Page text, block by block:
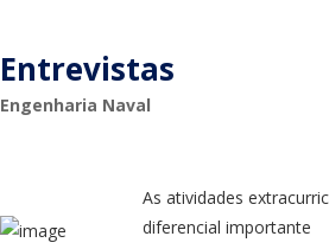
Entrevistas
Engenharia Naval
As atividades
diferencial importante